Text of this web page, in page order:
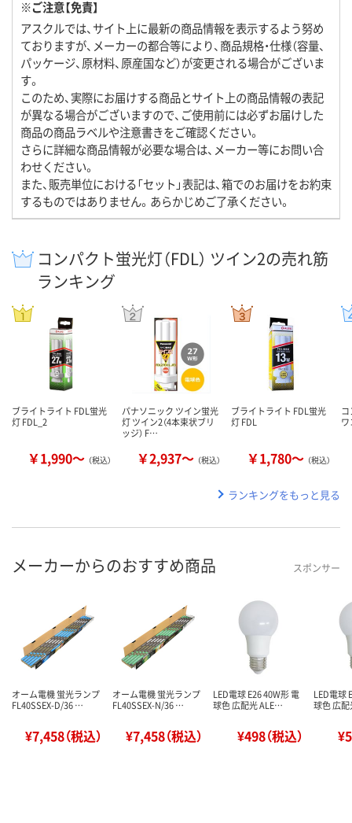
※ご注意【免責】
アスクルでは、サイト上に最新の商品情報を表示するよう努め
ておりますが、メーカーの都合等により、商品規格・仕様（容量、
パッケージ、原材料、原産国など）が変更される場合がございま
す。
このため、実際にお届けする商品とサイト上の商品情報の表記
が異なる場合がございますので、ご使用前には必ずお届けした
商品の商品ラベルや注意書きをご確認ください。
さらに詳細な商品情報が必要な場合は、メーカー等にお問い合
わせください。
また、販売単位における「セット」表記は、箱でのお届けをお約束
するものではありません。あらかじめご了承ください。
コンパクト蛍光灯（FDL） ツイン2の売れ筋
ランキング
ブライトライト FDL蛍光
灯 FDL_2
￥1,990～ （税込）
パナソニック ツイン蛍光
灯 ツイン2（4本束状ブリ
ッジ） F…
￥2,937～ （税込）
ブライトライト FDL蛍光
灯 FDL
￥1,780～ （税込）
ランキングをもっと見る
メーカーからのおすすめ商品 スポンサー
オーム電機 蛍光ランプ
FL40SSEX-D/36 …
¥7,458（税込）
オーム電機 蛍光ランプ
FL40SSEX-N/36 …
¥7,458（税込）
LED電球 E26 40W形 電
球色 広配光 ALE…
¥498（税込）
LED電球
球色 広